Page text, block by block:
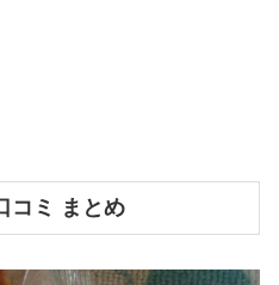
コミ まとめ